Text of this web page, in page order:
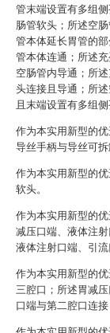
管末端设置有多组
肠管软头；所述空
管本体延长胃管的
管本体连通；所述
空肠管内导通；所
头连接且导通；所
且末端设置有多组侧
作为本实用新型的
导丝手柄与导丝可拆
作为本实用新型的
软头。
作为本实用新型的
减压口端、液体注
液体注射口端、引流
作为本实用新型的
三腔口；所述胃减
口端与第二腔口连